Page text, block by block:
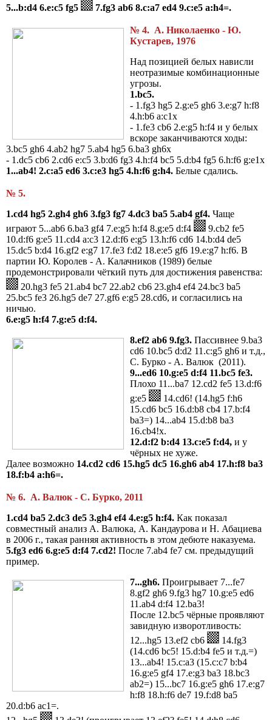
5...b:d4 6.e:c5 fg5
7.fg3 ab6 8.c:a7 ed4 9.c:e5 a:h4=.
№ 4. А. Николаенко - Ю.
Кустарев, 1976
Над позицией белых нависли
неотразимые комбинационные
угрозы.
1.bc5.
- 1.fg3 hg5 2.g:e5 gh6 3.e:g7 h:f8
4.h:b6 a:c1x
- 1.fe3 cb6 2.e:g5 h:f4 и у белых
вскоре заканчиваются ходы:
3.bc5 gh6 4.ab2 hg7 5.ab4 hg5 6.ba3 gh6x
- 1.dc5 cb6 2.cd6 e:c5 3.b:d6 fg3 4.h:f4 bc5 5.d:b4 fg5 6.h:f6 g:e1x
1...ab4! 2.c:a5 ed6 3.c:e3 hg5 4.h:f6 g:h4. Белые сдались.
№ 5.
1.cd4 hg5 2.gh4 gh6 3.fg3 fg7 4.dc3 ba5 5.ab4 gf4. Чаще
играют 5...ab6 6.ba3 gf4 7.e:g5 h:f4 8.g:e5 d:f4
9.cb2 fe5
10.d:f6 g:e5 11.cd4 a:c3 12.d:f6 e:g5 13.h:f6 cd6 14.b:d4 de5
15.dc5 b:d4 16.gf2 e:g7 17.fe3 f:d2 18.e:e5 gf6 19.e:g7 h:f6. В
партии Ю. Королев - А. Калачников (1989) белые
продемонстрировали чёткий путь для достижения равенства:
20.hg3 fe5 21.ab4 bc7 22.ab2 cb6 23.gh4 ef4 24.bc3 ba5
25.bc5 fe3 26.hg5 de7 27.gf6 e:g5 28.cd6, и согласились на
ничью.
6.e:g5 h:f4 7.g:e5 d:f4.
8.ef2 ab6 9.fg3. Пассивнее 9.ba3
cd6 10.bc5 d:d2 11.c:g5 gh6 и т.д.,
С. Бурко - А. Валюк (2011).
9...ed6 10.g:e5 d:f4 11.bc5 fe3.
Плохо 11...ba7 12.cd2 fe5 13.d:f6
g:e5
14.cd6! (14.hg5 f:h6
15.cd6 bc5 16.d:b8 cb4 17.b:f4
ba3=) 14...ab4 15.d:b8 ba3
16.cb4!x.
12.d:f2 b:d4 13.c:e5 f:d4, и у
чёрных не хуже.
Далее возможно 14.cd2 cd6 15.hg5 dc5 16.gh6 ab4 17.h:f8 ba3
18.f:b4 a:h6=.
№ 6. А. Валюк - С. Бурко, 2011
1.cd4 ba5 2.dc3 de5 3.gh4 ef4 4.e:g5 h:f4. Как показал
совместный анализ А. Валюка, А. Кандаурова и Н. Абациева
в 2006 г., такая ранняя активность в этом дебюте наказуема.
5.fg3 ed6 6.g:e5 d:f4 7.cd2! После 7.ab4 fe7 см. предыдущий
пример.
7...gh6. Проигрывает 7...fe7
8.gf2 gh6 9.fg3 hg7 10.g:e5 ed6
11.ab4 d:f4 12.ba3!
После 12.bc5 чёрные проявляют
завидную изворотливость:
12...hg5 13.ef2 cb6
14.fg3
(14.cd6 bc5! 15.d:b4 fe5 и т.д.=)
13...ab4! 15.c:a3 (15.c:c7 b:b4
16.g:e5 gf4 17.e:g3 ba3 18.bc3
ab2=) 15...bc7 16.g:e5 gh6 17.e:g7
h:f8 18.h:f6 de7 19.f:d8 ba5
20.d:b6 ac1=.